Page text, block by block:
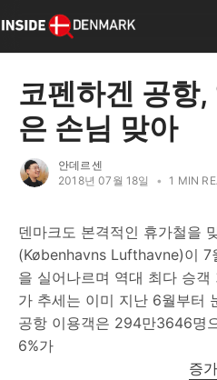
코펜하겐 공항
은 손님 맞아
안데르센
2018년 07월 18일
• 1 MIN
덴마크도 본격적인 휴가철을
(Københavns Lufthavne)이 7
을 실어나르며 역대 최다 승
가 추세는 이미 지난 6월부터
공항 이용객은 294만3646명
6%가
증가